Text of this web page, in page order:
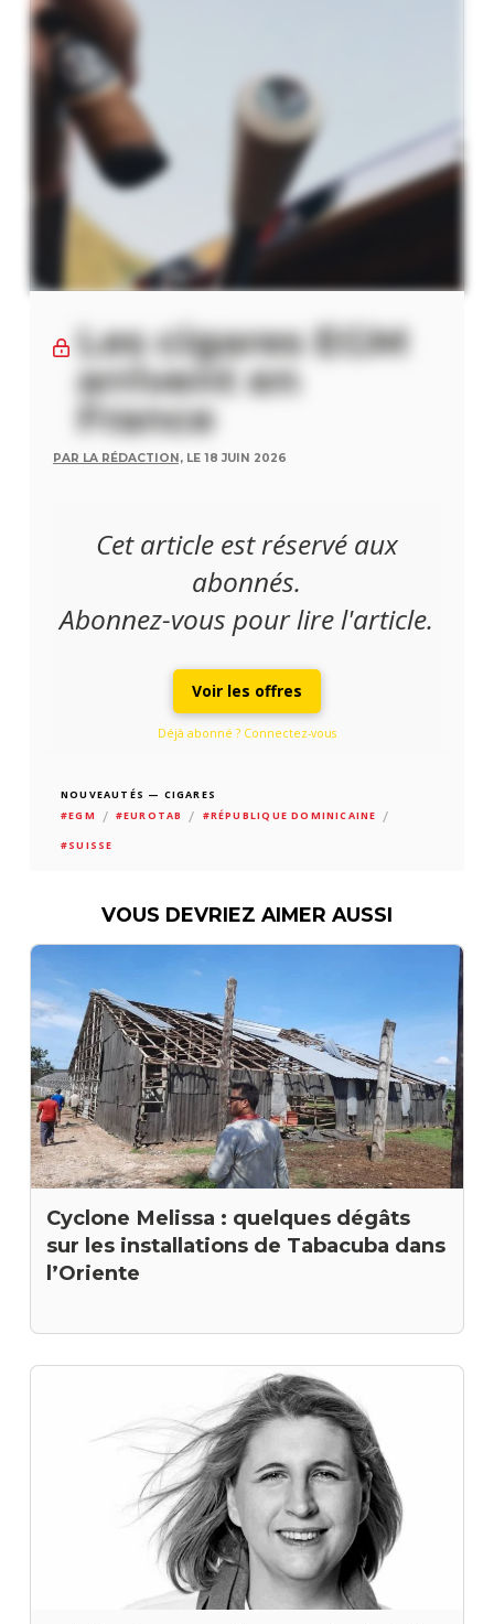
Les cigares EGM
arrivent en
France
PAR LA RÉDACTION, LE 18 JUIN 2026
Cet article est réservé aux
abonnés.
Abonnez-vous pour lire l'article.
Voir les offres
Déjà abonné ? Connectez-vous
NOUVEAUTÉS — CIGARES
#EGM
/ #EUROTAB / #RÉPUBLIQUE DOMINICAINE /
#SUISSE
VOUS DEVRIEZ AIMER AUSSI
Cyclone Melissa : quelques dégâts
sur les installations de Tabacuba dans
l’Oriente